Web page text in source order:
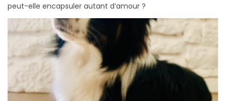
peut-elle encapsuler autant d’amour ?